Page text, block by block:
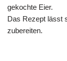
gekochte Eier.
Das Rezept lässt
zubereiten.